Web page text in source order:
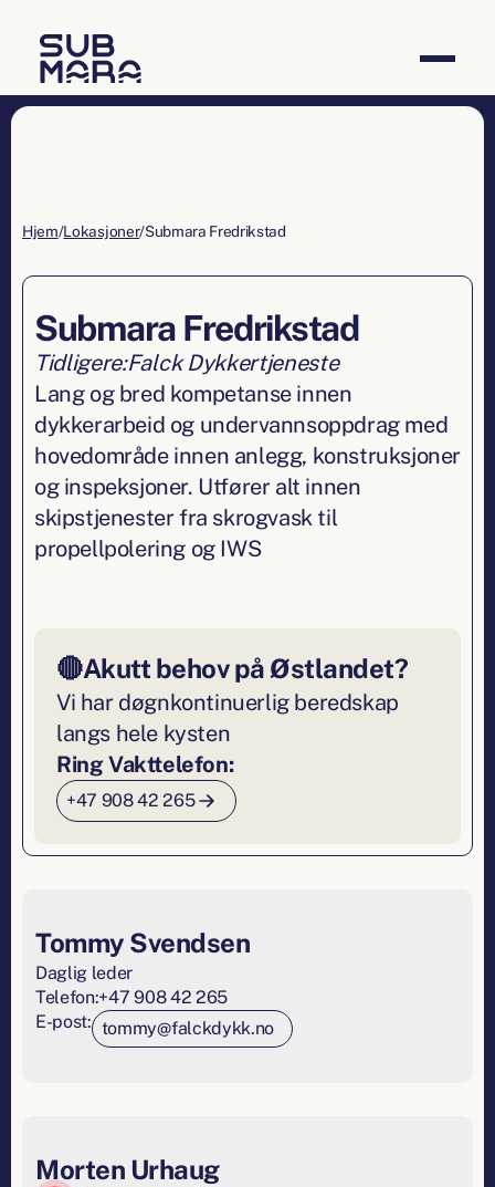
Hjem/Lokasjoner/ Fredrikstad
Fredrikstad
Tidligere:Falck Dykkertjeneste
Lang og bred kompetanse innen
dykkerarbeid og undervannsoppdrag med
hovedområde innen anlegg, konstruksjoner
og inspeksjoner. Utfører alt innen
skipstjenester fra skrogvask til
propellpolering og IWS
🔴Akutt behov på Østlandet?
Vi har døgnkontinuerlig beredskap
langs hele kysten
Ring Vakttelefon:
+47 908 42 265
Tommy Svendsen
Daglig leder
Telefon:+47 908 42 265
E-post: tommy@falckdykk.no
Morten Urhaug